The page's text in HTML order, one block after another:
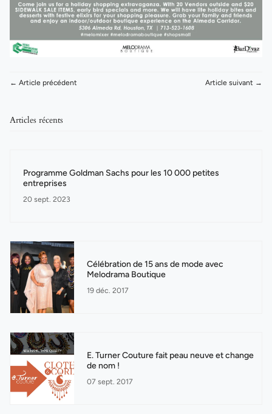
Article suivant →
← Article précédent
Articles récents
Programme Goldman Sachs pour les 10 000 petites
entreprises
20 sept. 2023
Célébration de 15 ans de mode avec
Melodrama Boutique
19 déc. 2017
E. Turner Couture fait peau neuve et change
de nom !
07 sept. 2017